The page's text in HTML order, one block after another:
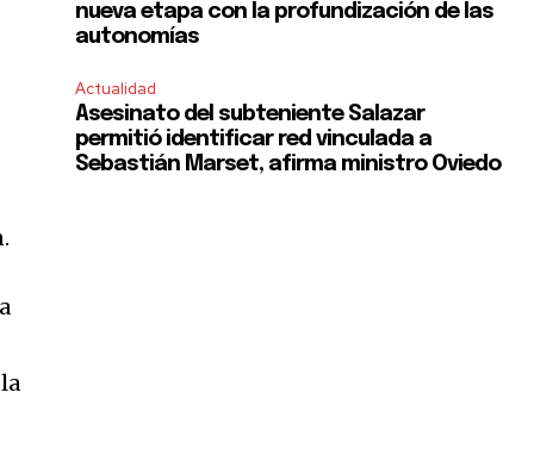
nueva etapa con la profundización de las
autonomías
Actualidad
Asesinato del subteniente Salazar
permitió identificar red vinculada a
Sebastián Marset, afirma ministro Oviedo